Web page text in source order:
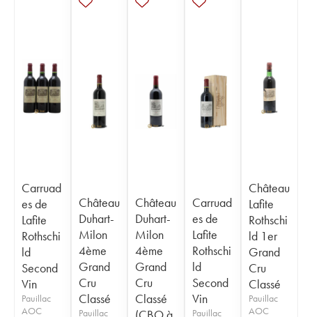
Carruad
es de
Lafite
Rothschi
ld
Second
Vin
Pauillac
AOC
Château
Duhart-
Milon
4ème
Grand
Cru
Classé
Pauillac
Château
Duhart-
Milon
4ème
Grand
Cru
Classé
Carruad
es de
Lafite
Rothschi
ld
Second
Vin
Pauillac
Château
Lafite
Rothschi
ld 1er
Grand
Cru
Classé
Pauillac
AOC